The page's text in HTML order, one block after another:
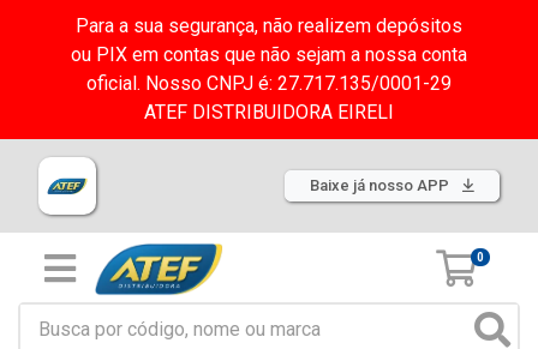
Para a sua segurança, não realizem depósitos
ou PIX em contas que não sejam a nossa conta
oficial. Nosso CNPJ é: 27.717.135/0001-29
ATEF DISTRIBUIDORA EIRELI
Baixe já nosso APP
0